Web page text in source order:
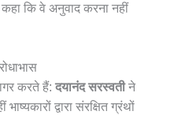
कि वे अनुवाद करना नहीं
करते हैं: दयानंद सरस्वतीने
द्वारा संरक्षित ग्रंथों